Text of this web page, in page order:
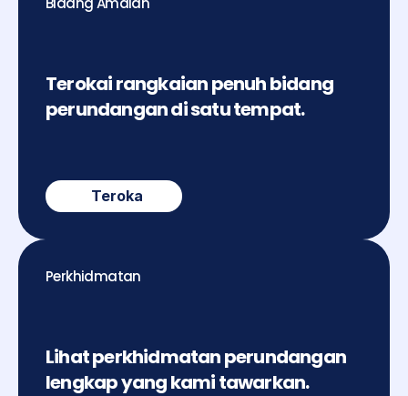
Terokai rangkaian penuh bidang
perundangan di satu tempat.
Teroka
Perkhidmatan
Lihat perkhidmatan perundangan
lengkap yang kami tawarkan.